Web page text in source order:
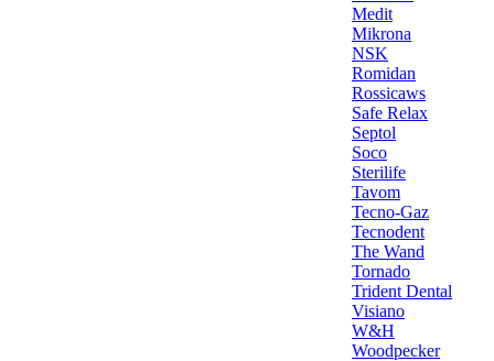
Medit
Mikrona
NSK
Romidan
Rossicaws
Safe Relax
Septol
Soco
Sterilife
Tavom
Tecno-Gaz
Tecnodent
The Wand
Tornado
Trident Dental
Visiano
W&H
Woodpecker